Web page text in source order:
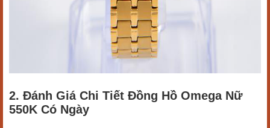
2. Đánh Giá Chi Tiết Đồng Hồ Omega Nữ
550K Có Ngày